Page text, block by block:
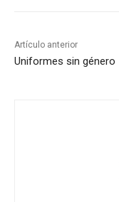
Artículo anterior
Uniformes sin género